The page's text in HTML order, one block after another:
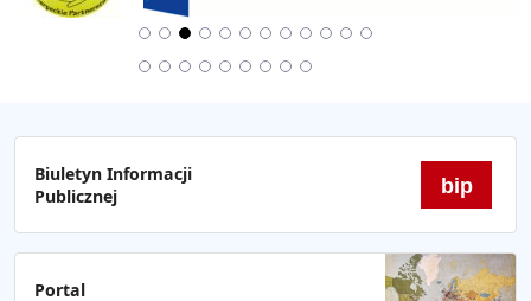
Biuletyn Informacji
Publicznej
bip
Portal